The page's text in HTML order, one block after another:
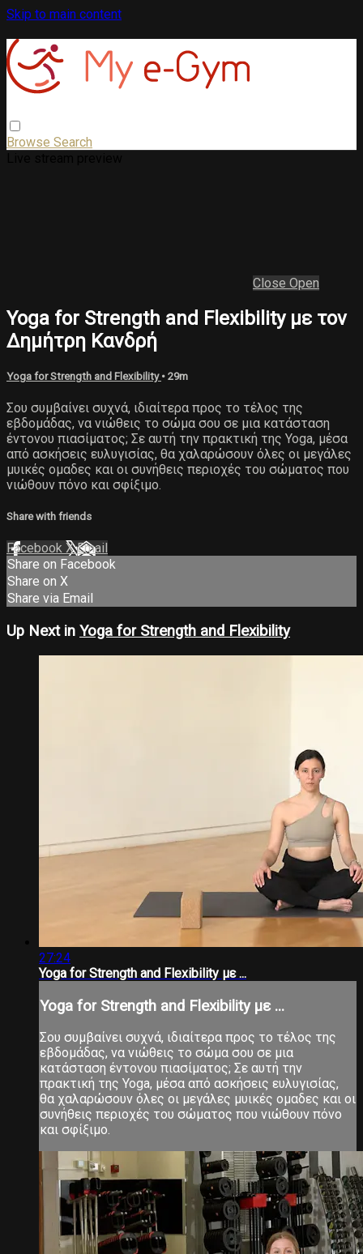
Skip to main content
Browse Search
Close Open
Yoga for Strength and Flexibility με τον
Δημήτρη Κανδρή
Yoga for Strength and Flexibility • 29m
Σου συμβαίνει συχνά, ιδιαίτερα προς το τέλος της
εβδομάδας, να νιώθεις το σώμα σου σε μια κατάσταση
έντονου πιασίματος; Σε αυτή την πρακτική της Yoga, μέσα
από ασκήσεις ευλυγισίας, θα χαλαρώσουν όλες οι μεγάλες
μυικές ομαδες και οι συνήθεις περιοχές του σώματος που
νιώθουν πόνο και σφίξιμο.
Share with friends
Facebook XEmail
Share on Facebook
Share on X
Share via Email
Up Next in Yoga for Strength and Flexibility
27:24
Yoga for Strength and Flexibility με ...
Yoga for Strength and Flexibility με ...
Σου συμβαίνει συχνά, ιδιαίτερα προς το τέλος της
εβδομάδας, να νιώθεις το σώμα σου σε μια
κατάσταση έντονου πιασίματος; Σε αυτή την
πρακτική της Yoga, μέσα από ασκήσεις ευλυγισίας,
θα χαλαρώσουν όλες οι μεγάλες μυικές ομαδες και οι
συνήθεις περιοχές του σώματος που νιώθουν πόνο
και σφίξιμο.